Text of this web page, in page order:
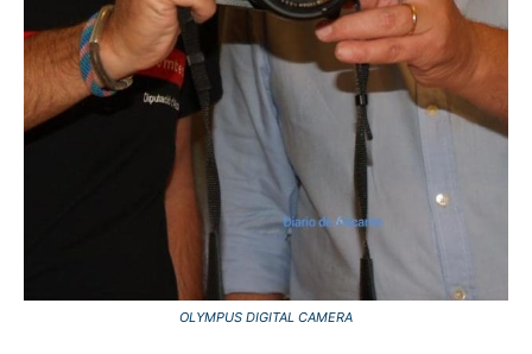
OLYMPUS DIGITAL CAMERA